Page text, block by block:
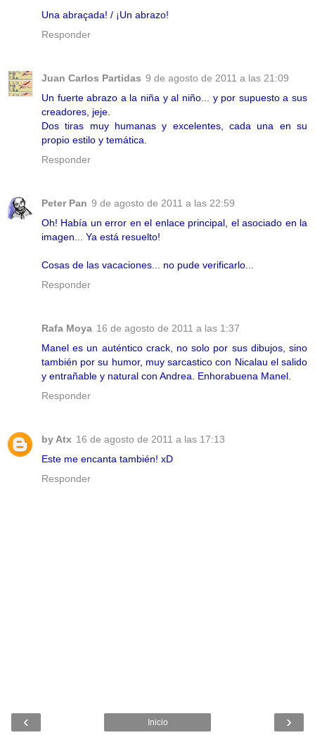
Una abraçada! / ¡Un abrazo!
Responder
Juan Carlos Partidas 9 de agosto de 2011 a las 21:09
Un fuerte abrazo a la niña y al niño... y por supuesto a sus
creadores, jeje.
Dos tiras muy humanas y excelentes, cada una en su
propio estilo y temática.
Responder
Peter Pan 9 de agosto de 2011 a las 22:59
Oh! Había un error en el enlace principal, el asociado en la
imagen... Ya está resuelto!
Cosas de las vacaciones... no pude verificarlo...
Responder
Rafa Moya 16 de agosto de 2011 a las 1:37
Manel es un auténtico crack, no solo por sus dibujos, sino
también por su humor, muy sarcastico con Nicalau el salido
y entrañable y natural con Andrea. Enhorabuena Manel.
Responder
by Atx 16 de agosto de 2011 a las 17:13
Este me encanta también! xD
Responder
‹ ›
Inicio